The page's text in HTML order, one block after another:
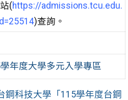
(https://admissions.tcu.edu.
)查詢。
年度大學多元入學專區
鋼科技大學「115學年度台鋼